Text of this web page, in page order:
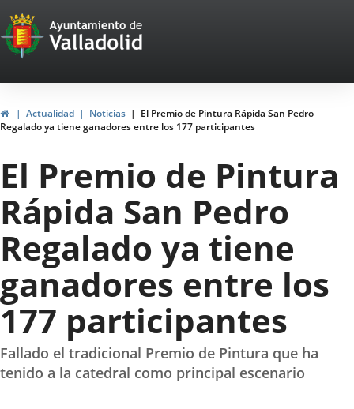
Portal
Web
del
Ayuntamiento
de
Valladolid
InicioActualidad Noticias
El Premio de Pintura Rápida San Pedro
Regalado ya tiene ganadores entre los 177 participantes
El Premio de Pintura
Rápida San Pedro
Regalado ya tiene
ganadores entre los
177 participantes
Fallado el tradicional Premio de Pintura que ha
tenido a la catedral como principal escenario